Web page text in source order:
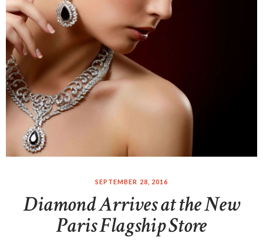
SEPTEMBER 28, 2016
Diamond Arrives at the New
Paris Flagship Store